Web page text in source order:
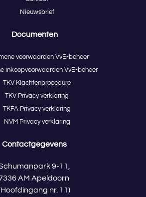
Nieuwsbrief
Documenten
voorwaarden VvE-beheer
inkoopvoorwaarden VvE-beheer
TKV Klachtenprocedure
TKV Privacy verklaring
TKFA Privacy verklaring
NVM Privacy verklaring
Contactgegevens
9-11,
AM Apeldoorn
nr. 11)